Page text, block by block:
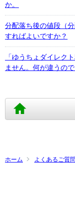
か。
分配落ち後の値段（
すればよいですか？
「ゆうちょダイレク
ません。何が違うので
ホーム よくあるご質問